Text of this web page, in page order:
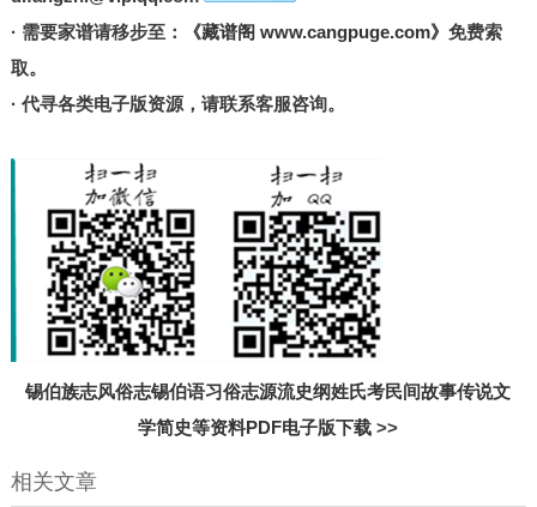
· 需要家谱请移步至：
《藏谱阁 www.cangpuge.com》 免费索
取。
· 代寻各类电子版资源，请联系客服咨询。
锡伯族志风俗志锡伯语习俗志源流史纲姓氏考民间故事传说文
学简史等资料PDF电子版下载 >>
相关文章